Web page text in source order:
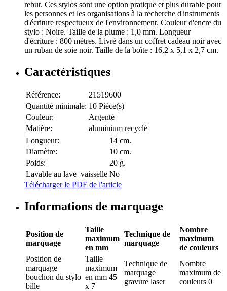
rebut. Ces stylos sont une option pratique et plus durable pour
les personnes et les organisations à la recherche d'instruments
d'écriture respectueux de l'environnement. Couleur d'encre du
stylo : Noire. Taille de la plume : 1,0 mm. Longueur
d'écriture : 800 mètres. Livré dans un coffret cadeau noir avec
un ruban de soie noir. Taille de la boîte : 16,2 x 5,1 x 2,7 cm.
Caractéristiques
Référence:
21519600
Quantité minimale: 10 Pièce(s)
Couleur:
Argenté
Matière:
aluminium recyclé
Longueur:
14 cm.
Diamètre:
10 cm.
Poids:
20 g.
Lavable au lave–vaisselle No
Télécharger le PDF de l'article
Informations de marquage
Position de
marquage
Taille
maximum
en mm
Technique de
marquage
Nombre
maximum
de couleurs
Position de
marquage
bouchon du stylo
bille
Taille
maximum
en mm 45
x 7
Technique de
marquage
gravure laser
Nombre
maximum de
couleurs 0